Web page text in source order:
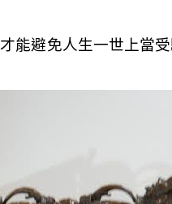
能避免人生一世上當